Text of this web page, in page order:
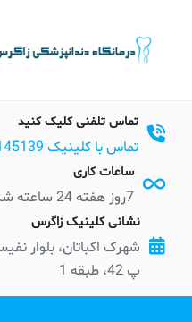
content
تماس تلفنی کلیک کنید
تماس با کلینیک 02145139
ساعات کاری
7روز هفته 24 ساعته شبانه روزی بدون تعطیلی
نشانی کلینیک زاگرس
پ 42، طبقه 1